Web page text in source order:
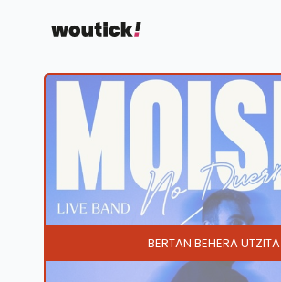
BERTAN BEHERA UTZITA